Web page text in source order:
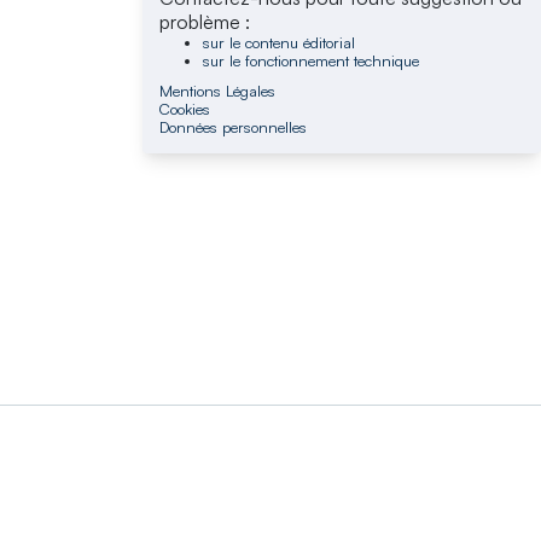
problème :
sur le contenu éditorial
sur le fonctionnement technique
Mentions Légales
Cookies
Données personnelles